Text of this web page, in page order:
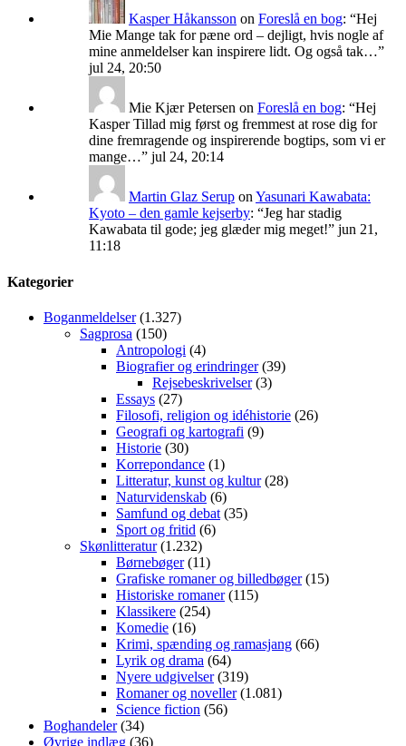
Kasper Håkansson on Foreslå en bog: “Hej
Mie Mange tak for pæne ord – dejligt, hvis nogle af
mine anmeldelser kan inspirere lidt. Og også tak…”
jul 24, 20:50
Mie Kjær Petersen on Foreslå en bog: “Hej
Kasper Tillad mig først og fremmest at rose dig for
dine fremragende og inspirerende bogtips, som vi er
mange…” jul 24, 20:14
Martin Glaz Serup onYasunari Kawabata:
Kyoto – den gamle kejserby: “Jeg har stadig
Kawabata til gode; jeg glæder mig meget!” jun 21,
11:18
Kategorier
Boganmeldelser(1.327)
Sagprosa (150)
Antropologi (4)
Biografier og erindringer(39)
Rejsebeskrivelser(3)
Essays (27)
Filosofi, religion og idéhistorie (26)
Geografi og kartografi (9)
Historie (30)
Korrepondance (1)
Litteratur, kunst og kultur(28)
Naturvidenskab (6)
Samfund og debat (35)
Sport og fritid (6)
Skønlitteratur(1.232)
Børnebøger(11)
Grafiske romaner og billedbøger(15)
Historiske romaner(115)
Klassikere (254)
Komedie (16)
Krimi, spænding og ramasjang (66)
Lyrik og drama (64)
Nyere udgivelser(319)
Romaner og noveller(1.081)
Science fiction (56)
Boghandeler(34)
Øvrige indlæg (36)